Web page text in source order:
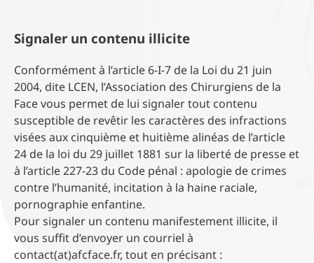
Signaler un contenu illicite
Conformément à l’article 6-I-7 de la Loi du 21 juin
2004, dite LCEN, l’Association des Chirurgiens de la
Face vous permet de lui signaler tout contenu
susceptible de revêtir les caractères des infractions
visées aux cinquième et huitième alinéas de l’article
24 de la loi du 29 juillet 1881 sur la liberté de presse et
à l’article 227-23 du Code pénal : apologie de crimes
contre l’humanité, incitation à la haine raciale,
pornographie enfantine.
Pour signaler un contenu manifestement illicite, il
vous suffit d’envoyer un courriel à
contact(at)afcface.fr, tout en précisant :